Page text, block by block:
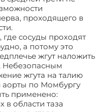
проходящего в
где сосуды проходят
а потому это
жгут наложить
Небезопасным
жгута на талию
по Момбургу
применено:
в области таза